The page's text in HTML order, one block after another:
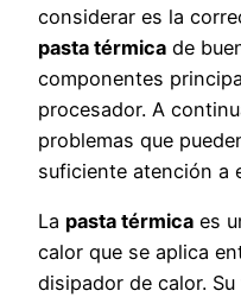
considerar es la
pasta térmica de
componentes
procesador. A
problemas que
suficiente atención a
La pasta térmica es
calor que se aplica
disipador de calor.